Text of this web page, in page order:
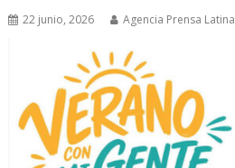
22 junio, 2026 Agencia Prensa Latina